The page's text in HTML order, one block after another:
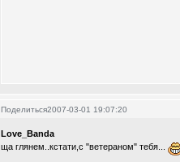
Поделиться2007-03-01 19:07:20
Love_Banda
ща глянем..кстати,с "ветераном" тебя...